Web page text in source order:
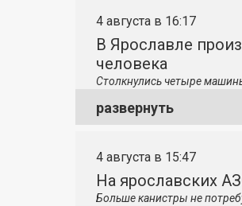
4 августа в 16:17
В Ярославле
человека
Столкнулись четыре
развернуть
4 августа в 15:47
На ярославских
Больше канистры не